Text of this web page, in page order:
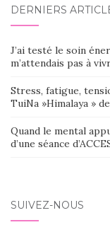
DERNIERS
J’ai testé le soin
m’attendais pas à
Stress, fatigue,
TuiNa »Himalaya »
Quand le mental
d’une séance
SUIVEZ-NOUS